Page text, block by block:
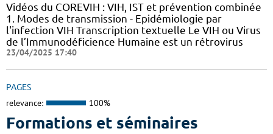
Vidéos du COREVIH : VIH, IST et prévention combinée
1. Modes de transmission - Epidémiologie par
l'infection VIH Transcription textuelle Le VIH ou Virus
de l’Immunodéficience Humaine est un rétrovirus
23/04/2025 17:40
PAGES
relevance: 100%
Formations et séminaires